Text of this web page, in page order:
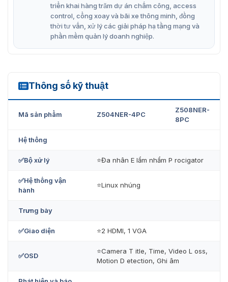
Sơ đồ cấu tạo đầu ghi hình Z504NER-4PC /
Z508NER-8PC
Z504NER-4PC / Z508NER-8PC
chính hãng, chất lượng được cung cấp
bởi VietnamSmart. Chúng tôi là đơn vị cung cấp hàng
triển khai hàng trăm dự án chấm công, access
control, cổng xoay và bãi xe thông minh, đồng
thời tư vấn, xử lý các giải pháp hạ tầng mạng và
phần mềm quản lý doanh nghiệp.
Thông số kỹ thuật
Z504NER-4PC
Mã sản phẩm Z504NER-4PC
Z508NER-
8PC
Hệ thống
✅Bộ xử lý ⭐Đa nhân E lẩm nhẩm P rocigator
✅Hệ thống vận
hành
⭐Linux nhúng
Trưng bày
✅Giao diện ⭐2 HDMI, 1 VGA
✅OSD
⭐Camera T itle, Time, Video L oss,
Motion D etection, Ghi âm